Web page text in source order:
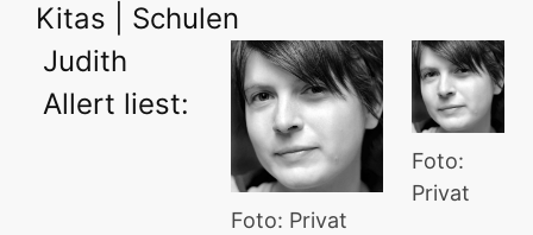
Kitas | Schulen
Foto:
Privat
Foto: Privat
Judith
Allert liest: